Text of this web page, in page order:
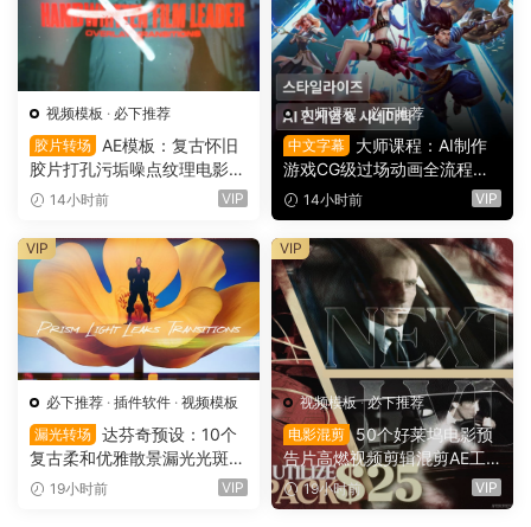
视频模板 · 必下推荐
胶片转场 AE模板：复古怀旧
胶片打孔污垢噪点纹理电影帧
叠加电影短片剪辑转场过渡
14小时前 VIP
大师课程 ·必下推荐
中文字幕
大师课程：AI制作
游戏CG级过场动画全流程视
频课程 中文字幕（16149）
14小时前 VIP
必下推荐 · 插件软件 · 视频模板
漏光转场 达芬奇预设：10个
复古柔和优雅散景漏光光斑划
痕纹理叠加4K无缝转场过渡
19小时前 VIP
VIP
视频模板·必下推荐
电影混剪
50个好莱坞电影预
告片高燃视频剪辑混剪AE工
程项目文件+AE预设+叠加层
+视频教程 UTILIZE NEXTLV
19小时前 VIP
VIP